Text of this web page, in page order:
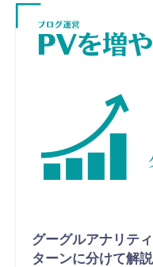
グーグルアナリテ
ターンに分けて解説